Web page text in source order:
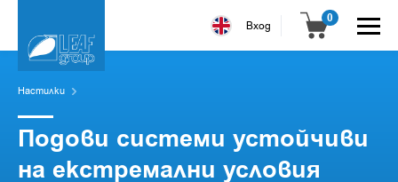
Вход 0
Настилки
Подови системи устойчиви
на екстремални условия